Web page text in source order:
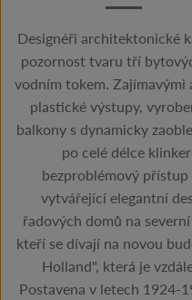
Designéři architektonické
pozornost tvaru tří
vodním tokem. Zajímavými
plastické výstupy,
balkony s dynamicky
po celé délce
bezproblémový
vytvářející elegantní
řadových domů na
kteří se dívají na novou
Holland", která je
Postavena v letech 1924-